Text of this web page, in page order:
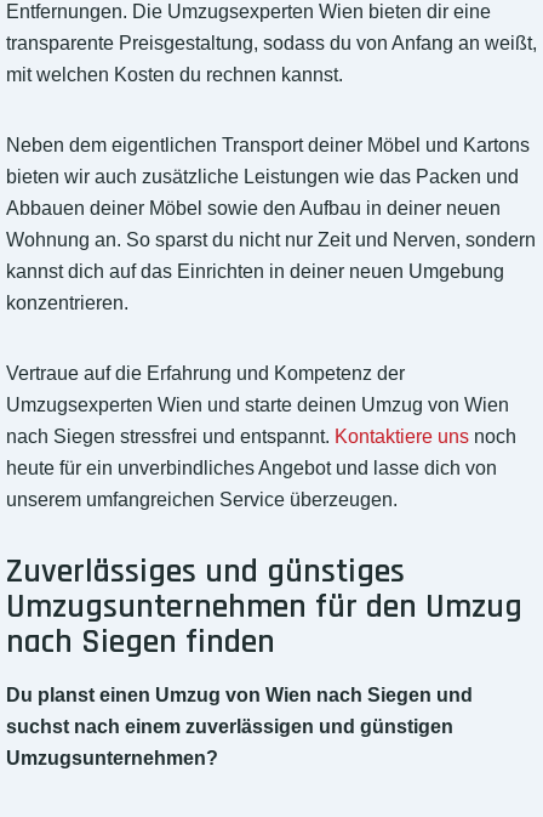
Entfernungen. Die Umzugsexperten Wien bieten dir eine
transparente Preisgestaltung, sodass du von Anfang an weißt,
mit welchen Kosten du rechnen kannst.
Neben dem eigentlichen Transport deiner Möbel und Kartons
bieten wir auch zusätzliche Leistungen wie das Packen und
Abbauen deiner Möbel sowie den Aufbau in deiner neuen
Wohnung an. So sparst du nicht nur Zeit und Nerven, sondern
kannst dich auf das Einrichten in deiner neuen Umgebung
konzentrieren.
Vertraue auf die Erfahrung und Kompetenz der
Umzugsexperten Wien und starte deinen Umzug von Wien
nach Siegen stressfrei und entspannt. Kontaktiere uns noch
heute für ein unverbindliches Angebot und lasse dich von
unserem umfangreichen Service überzeugen.
Zuverlässiges und günstiges
Umzugsunternehmen für den Umzug
nach Siegen finden
Du planst einen Umzug von Wien nach Siegen und
suchst nach einem zuverlässigen und günstigen
Umzugsunternehmen?